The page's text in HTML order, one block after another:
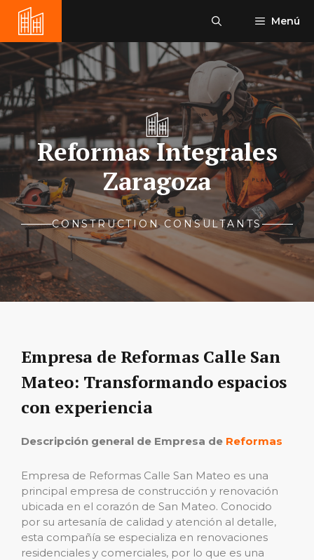
Saltar
contenido
Menú
Reformas Integrales
Zaragoza
CONSTRUCTION CONSULTANTS
Empresa de Reformas Calle San
Mateo: Transformando espacios
con experiencia
Descripción general de Empresa de Reformas
Empresa de Reformas Calle San Mateo es una
principal empresa de construcción y renovación
ubicada en el corazón de San Mateo. Conocido
por su artesanía de calidad y atención al detalle,
esta compañía se especializa en renovaciones
residenciales y comerciales, por lo que es una